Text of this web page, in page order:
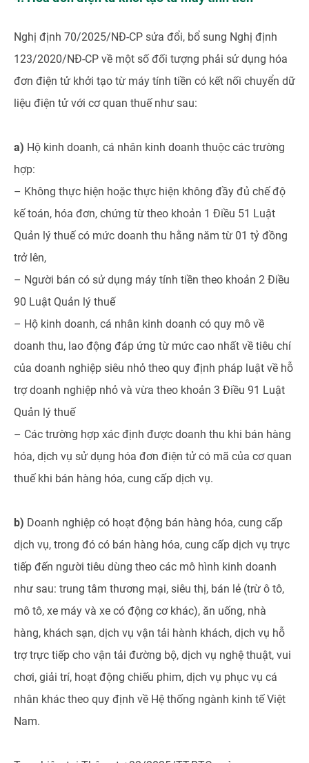
Nghị định 70/2025/NĐ-CP sửa đổi, bổ sung Nghị định
123/2020/NĐ-CP về một số đối tượng phải sử dụng hóa
đơn điện tử khởi tạo từ máy tính tiền có kết nối chuyển dữ
liệu điện tử với cơ quan thuế như sau:
a) Hộ kinh doanh, cá nhân kinh doanh thuộc các trường
hợp:
– Không thực hiện hoặc thực hiện không đầy đủ chế độ
kế toán, hóa đơn, chứng từ theo khoản 1 Điều 51 Luật
Quản lý thuế có mức doanh thu hằng năm từ 01 tỷ đồng
trở lên,
– Người bán có sử dụng máy tính tiền theo khoản 2 Điều
90 Luật Quản lý thuế
– Hộ kinh doanh, cá nhân kinh doanh có quy mô về
doanh thu, lao động đáp ứng từ mức cao nhất về tiêu chí
của doanh nghiệp siêu nhỏ theo quy định pháp luật về hỗ
trợ doanh nghiệp nhỏ và vừa theo khoản 3 Điều 91 Luật
Quản lý thuế
– Các trường hợp xác định được doanh thu khi bán hàng
hóa, dịch vụ sử dụng hóa đơn điện tử có mã của cơ quan
thuế khi bán hàng hóa, cung cấp dịch vụ.
b) Doanh nghiệp có hoạt động bán hàng hóa, cung cấp
dịch vụ, trong đó có bán hàng hóa, cung cấp dịch vụ trực
tiếp đến người tiêu dùng theo các mô hình kinh doanh
như sau: trung tâm thương mại, siêu thị, bán lẻ (trừ ô tô,
mô tô, xe máy và xe có động cơ khác), ăn uống, nhà
hàng, khách sạn, dịch vụ vận tải hành khách, dịch vụ hỗ
trợ trực tiếp cho vận tải đường bộ, dịch vụ nghệ thuật, vui
chơi, giải trí, hoạt động chiếu phim, dịch vụ phục vụ cá
nhân khác theo quy định về Hệ thống ngành kinh tế Việt
Nam.